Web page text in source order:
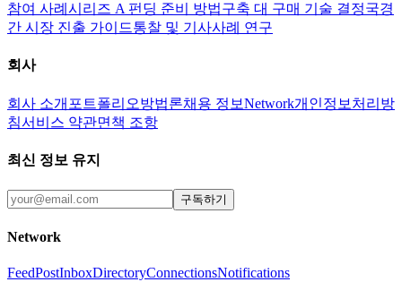
참여 사례 시리즈 A 펀딩 준비 방법구축 대 구매 기술 결정국경
간 시장 진출 가이드통찰 및 기사사례 연구
회사
회사 소개 포트폴리오방법론채용 정보Network개인정보처리방
침서비스 약관면책 조항
최신 정보 유지
구독하기
Network
FeedPostInboxDirectoryConnectionsNotifications